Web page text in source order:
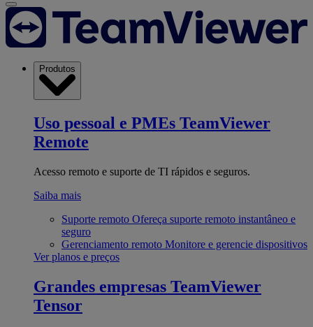
Produtos
Uso pessoal e PMEs TeamViewer
Remote
Acesso remoto e suporte de TI rápidos e seguros.
Saiba mais
Suporte remoto Ofereça suporte remoto instantâneo e
seguro
Gerenciamento remoto Monitore e gerencie dispositivos
Ver planos e preços
Grandes empresas TeamViewer
Tensor